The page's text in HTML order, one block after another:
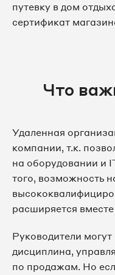
путевку в дом
сертификат
Что
Удаленная
компании, т.к.
на оборудовании и
того, возможность
расширяется
Руководители могут
дисциплина,
по продажам. Но